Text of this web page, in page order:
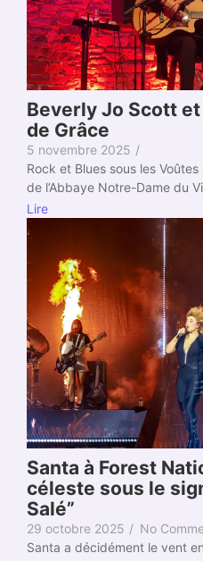
Beverly Jo Scott
de Grâce
5 novembre 2025 /
Rock et Blues sous les
de l’Abbaye Notre-Dame du
Lire
Santa à Forest
céleste sous le
Salé”
29 octobre 2025 / No
Santa a décidément le vent